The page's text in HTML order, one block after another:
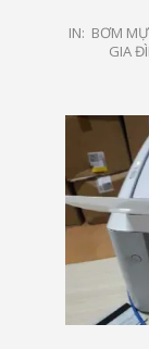
2021-
IN: BƠM
GIA